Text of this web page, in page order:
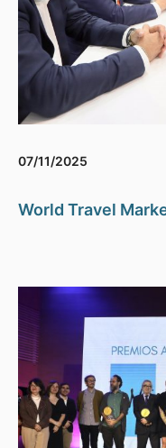
07/11/2025
World Travel